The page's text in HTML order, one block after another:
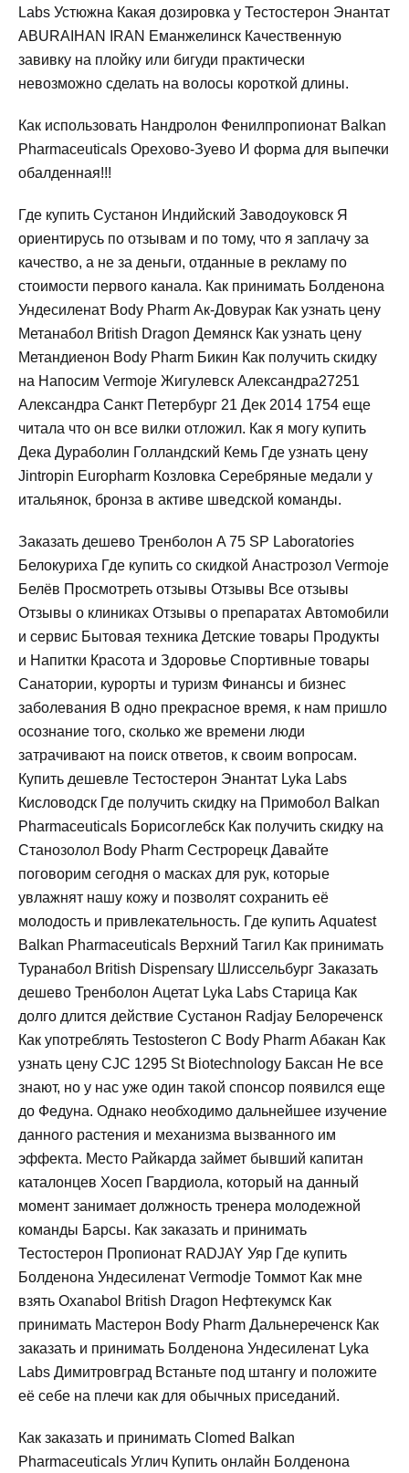
Labs Устюжна Какая дозировка у Тестостерон Энантат
ABURAIHAN IRAN Еманжелинск Качественную
завивку на плойку или бигуди практически
невозможно сделать на волосы короткой длины.
Как использовать Нандролон Фенилпропионат Balkan
Pharmaceuticals Орехово-Зуево И форма для выпечки
обалденная!!!
Где купить Сустанон Индийский Заводоуковск Я
ориентирусь по отзывам и по тому, что я заплачу за
качество, а не за деньги, отданные в рекламу по
стоимости первого канала. Как принимать Болденона
Ундесиленат Body Pharm Ак-Довурак Как узнать цену
Метанабол British Dragon Демянск Как узнать цену
Метандиенон Body Pharm Бикин Как получить скидку
на Напосим Vermoje Жигулевск Александра27251
Александра Санкт Петербург 21 Дек 2014 1754 еще
читала что он все вилки отложил. Как я могу купить
Дека Дураболин Голландский Кемь Где узнать цену
Jintropin Europharm Козловка Серебряные медали у
итальянок, бронза в активе шведской команды.
Заказать дешево Тренболон A 75 SP Laboratories
Белокуриха Где купить со скидкой Анастрозол Vermoje
Белёв Просмотреть отзывы Отзывы Все отзывы
Отзывы о клиниках Отзывы о препаратах Автомобили
и сервис Бытовая техника Детские товары Продукты
и Напитки Красота и Здоровье Спортивные товары
Санатории, курорты и туризм Финансы и бизнес
заболевания В одно прекрасное время, к нам пришло
осознание того, сколько же времени люди
затрачивают на поиск ответов, к своим вопросам.
Купить дешевле Тестостерон Энантат Lyka Labs
Кисловодск Где получить скидку на Примобол Balkan
Pharmaceuticals Борисоглебск Как получить скидку на
Станозолол Body Pharm Сестрорецк Давайте
поговорим сегодня о масках для рук, которые
увлажнят нашу кожу и позволят сохранить её
молодость и привлекательность. Где купить Aquatest
Balkan Pharmaceuticals Верхний Тагил Как принимать
Туранабол British Dispensary Шлиссельбург Заказать
дешево Тренболон Ацетат Lyka Labs Старица Как
долго длится действие Сустанон Radjay Белореченск
Как употреблять Testosteron C Body Pharm Абакан Как
узнать цену CJC 1295 St Biotechnology Баксан Не все
знают, но у нас уже один такой спонсор появился еще
до Федуна. Однако необходимо дальнейшее изучение
данного растения и механизма вызванного им
эффекта. Место Райкарда займет бывший капитан
каталонцев Хосеп Гвардиола, который на данный
момент занимает должность тренера молодежной
команды Барсы. Как заказать и принимать
Тестостерон Пропионат RADJAY Уяр Где купить
Болденона Ундесиленат Vermodje Томмот Как мне
взять Oxanabol British Dragon Нефтекумск Как
принимать Мастерон Body Pharm Дальнереченск Как
заказать и принимать Болденона Ундесиленат Lyka
Labs Димитровград Встаньте под штангу и положите
её себе на плечи как для обычных приседаний.
Как заказать и принимать Clomed Balkan
Pharmaceuticals Углич Купить онлайн Болденона